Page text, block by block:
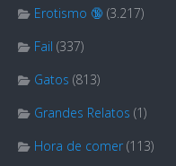
Erotismo 🔞 (3.217)
Fail (337)
Gatos (813)
Grandes Relatos (1)
Hora de comer (113)